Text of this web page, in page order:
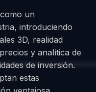
un
introduciendo
3D, realidad
y analítica de
de inversión.
estas